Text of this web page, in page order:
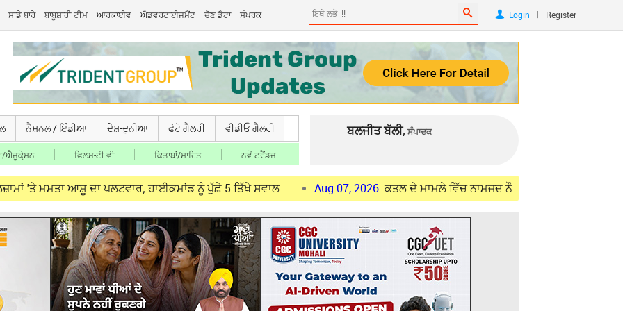
ਸਾਡੇ ਬਾਰੇ ਬਾਬੂਸ਼ਾਹੀ ਟੀਮ ਆਰਕਾਈਵ ਐਡਵਰਟਾਈਜਮੈਂਟ ਚੋਣ ਡੈਟਾ ਸੰਪਰਕ Login | Register
ਨੈਸ਼ਨਲ / ਇੰਡੀਆ ਦੇਸ਼-ਦੁਨੀਆ ਫੋਟੋ ਗੈਲਰੀ ਵੀਡੀਓ ਗੈਲਰੀ
ਐਜੂਕੇ਼ਸ਼ਨ ਫਿਲਮ-ਟੀ ਵੀ ਕਿਤਾਬਾਂ/ਸਾਹਿਤ ਨਵੇਂ ਟਰੈਂਡਜ
ਬਲਜੀਤ ਬੱਲੀ, ਸੰਪਾਦਕ
ਆਸ਼ੂ ਦਾ ਪਲਟਵਾਰ; ਹਾਈਕਮਾਂਡ ਨੂੰ ਪੁੱਛੇ 5 ਤਿੱਖੇ ਸਵਾਲ Aug 07, 2026 ਕਤਲ ਦੇ ਮਾਮਲੇ ਵਿੱਚ ਨਾਮਜਦ ਨੌਜਵਾਨ ਦੀ ਭੈਣ ਨੂੰ ਹਿਰਾਸਤ ਵਿੱਚ ਲੈਣ ਤੇ